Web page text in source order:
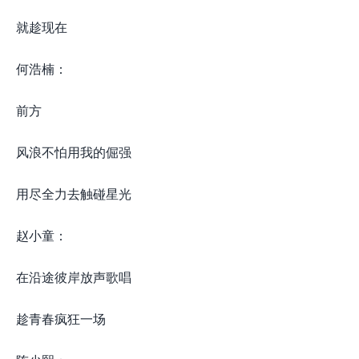
就趁现在
何浩楠：
前方
风浪不怕用我的倔强
用尽全力去触碰星光
赵小童：
在沿途彼岸放声歌唱
趁青春疯狂一场